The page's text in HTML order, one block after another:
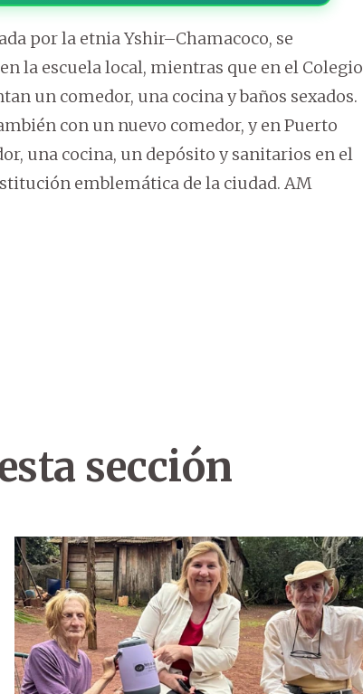
por la etnia Yshir–Chamacoco, se
la escuela local, mientras que en el Colegio
un comedor, una cocina y baños sexados.
con un nuevo comedor, y en Puerto
una cocina, un depósito y sanitarios en el
emblemática de la ciudad. AM
sección